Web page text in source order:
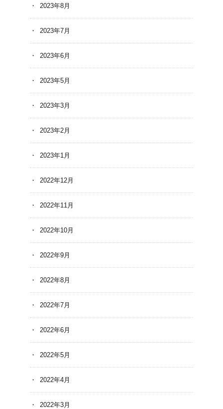
2023年8月
2023年7月
2023年6月
2023年5月
2023年3月
2023年2月
2023年1月
2022年12月
2022年11月
2022年10月
2022年9月
2022年8月
2022年7月
2022年6月
2022年5月
2022年4月
2022年3月